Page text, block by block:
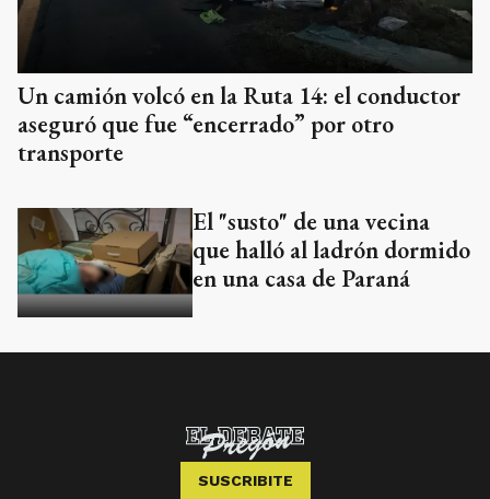
Un camión volcó en la Ruta 14: el conductor
aseguró que fue “encerrado” por otro
transporte
El "susto" de una vecina
que halló al ladrón dormido
en una casa de Paraná
SUSCRIBITE